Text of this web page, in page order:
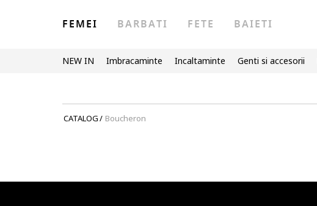
FEMEI BARBATI FETE BAIETI
NEW IN Imbracaminte Incaltaminte Genti si accesorii
CATALOG/ Boucheron